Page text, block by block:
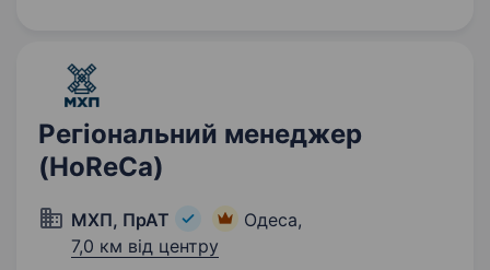
Регіональний менеджер
(HoReCa)
МХП, ПрАТ
Одеса,
7,0 км від центру